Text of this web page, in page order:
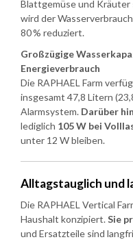
Blattgemüse und Kräuter
wird der
80 % reduziert.
Großzügige
Energieverbrauch
Die RAPHAEL Farm
insgesamt 47,8 Litern
Alarmsystem. Darüber
lediglich 105 W bei
unter 12 W bleiben.
Alltagstauglich und
Die RAPHAEL Vertical
Haushalt konzipiert.Sie
und Ersatzteile sind